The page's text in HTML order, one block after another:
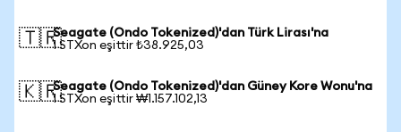
🇹🇷Seagate (Ondo Tokenized)'dan Türk Lirası'na
1 STXon eşittir ₺38.925,03
🇰🇷Seagate (Ondo Tokenized)'dan Güney Kore Wonu'na
1 STXon eşittir ₩1.157.102,13